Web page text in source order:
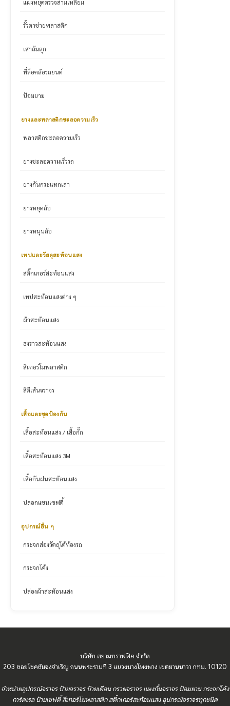
แผงหยุดตรวจสามเหลี่ยม
รั้วตาข่ายพลาสติก
เสาล้มลุก
ที่ล็อคล้อรถยนต์
ป้อมยาม
ยางและพลาสติกชะลอความเร็ว
พลาสติกชะลอความเร็ว
ยางชะลอความเร็วรถ
ยางกันกระแทกเสา
ยางหยุดล้อ
ยางหนุนล้อ
เทปและวัสดุสะท้อนแสง
สติ๊กเกอร์สะท้อนแสง
เทปสะท้อนแสงต่าง ๆ
ผ้าสะท้อนแสง
ธงราวสะท้อนแสง
สีเทอร์โมพลาสติก
สีตีเส้นจราจร
เสื้อและชุดป้องกัน
เสื้อสะท้อนแสง / เสื้อกั๊ก
เสื้อสะท้อนแสง 3M
เสื้อกันฝนสะท้อนแสง
ปลอกแขนเซฟตี้
อุปกรณ์อื่น ๆ
กระจกส่องวัตถุใต้ท้องรถ
กระจกโค้ง
ปล่องผ้าสะท้อนแสง
บริษัท สยามทราฟฟิค จำกัด
203 ซอยโชคชัยจงจำเริญ ถนนพระรามที่ 3 แขวงบางโพงพาง เขตยานนาวา กทม. 10120
จำหน่ายอุปกรณ์จราจร ป้ายจราจร ป้ายเตือน กรวยจราจร แผงกั้นจราจร ป้อมยาม กระจกโค้ง
การ์ดเรล ป้ายเซฟตี้ สีเทอร์โมพลาสติก สติ๊กเกอร์สะท้อนแสง อุปกรณ์จราจรทุกชนิด